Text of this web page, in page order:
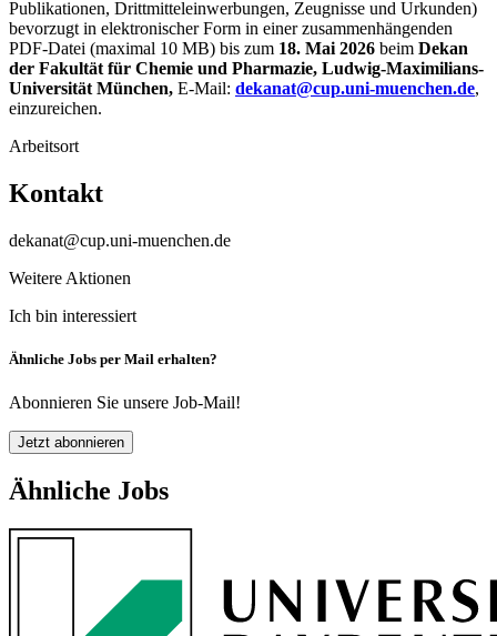
Publikationen, Drittmitteleinwerbungen, Zeugnisse und Urkunden)
bevorzugt in elektronischer Form in einer zusammenhängenden
PDF-Datei (maximal 10 MB) bis zum 18. Mai 2026 beim Dekan
der Fakultät für Chemie und Pharmazie, Ludwig-Maximilians-
Universität München, E-Mail: dekanat@cup.uni-muenchen.de,
einzureichen.
Arbeitsort
Kontakt
dekanat@cup.uni-muenchen.de
Weitere Aktionen
Ich bin interessiert
Ähnliche Jobs per Mail erhalten?
Abonnieren Sie unsere Job-Mail!
Jetzt abonnieren
Ähnliche Jobs